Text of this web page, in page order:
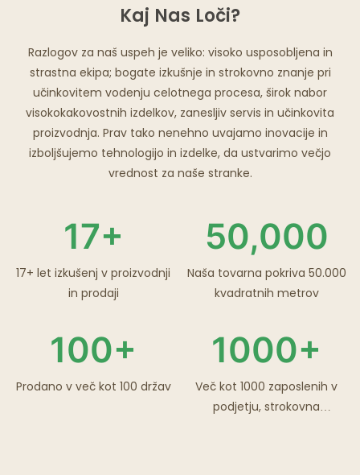
Kaj Nas Loči?
Razlogov za naš uspeh je veliko: visoko usposobljena in
strastna ekipa; bogate izkušnje in strokovno znanje pri
učinkovitem vodenju celotnega procesa, širok nabor
visokokakovostnih izdelkov, zanesljiv servis in učinkovita
proizvodnja. Prav tako nenehno uvajamo inovacije in
izboljšujemo tehnologijo in izdelke, da ustvarimo večjo
vrednost za naše stranke.
17+
17+ let izkušenj v proizvodnji
in prodaji
50,000
Naša tovarna pokriva 50.000
kvadratnih metrov
100+
Prodano v več kot 100 držav
1000+
Več kot 1000 zaposlenih v
podjetju, strokovna